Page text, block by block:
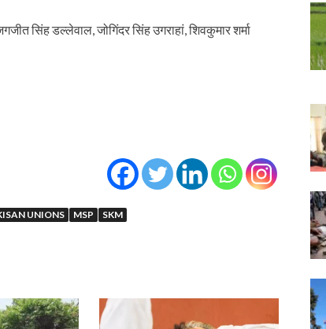
सिंह डल्लेवाल, जोगिंदर सिंह उगराहां, शिवकुमार शर्मा
UNIONS MSP SKM